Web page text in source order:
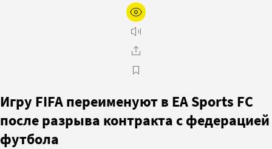
Игру FIFA переименуют в EA Sports FC
после разрыва контракта с федерацией
футбола